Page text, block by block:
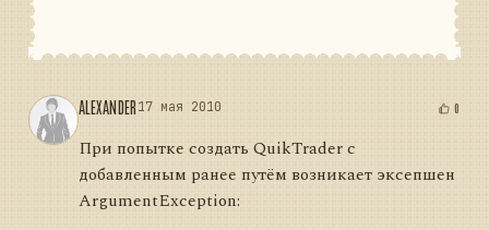
ALEXANDER17 мая 2010 0
При попытке создать QuikTrader с
добавленным ранее путём возникает эксепшен
ArgumentException: